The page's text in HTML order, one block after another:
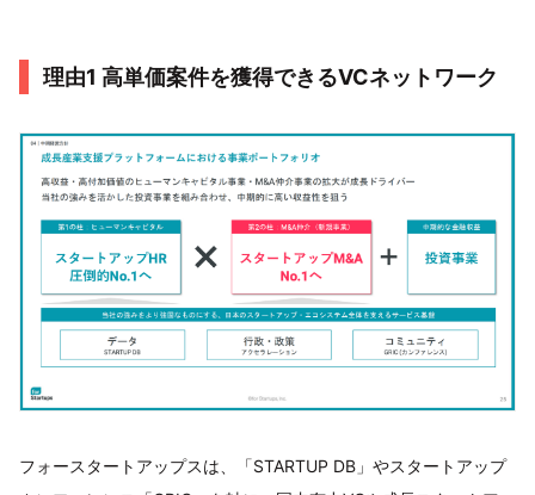
理由1 高単価案件を獲得できるVCネットワーク
フォースタートアップスは、「STARTUP DB」やスタートアップ